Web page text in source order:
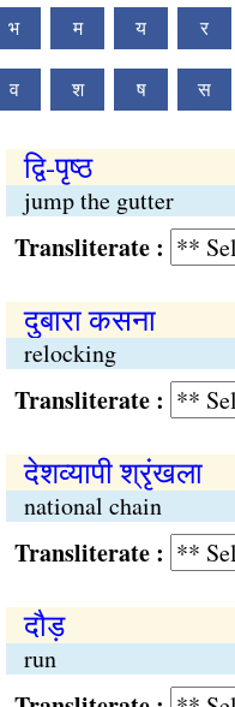
भ म य र
व श ष स
द्वि-पृष्ठ
jump the gutter
:
दुबारा कसना
relocking
:
देशव्यापी श्रृंखला
national chain
:
दौड़
run